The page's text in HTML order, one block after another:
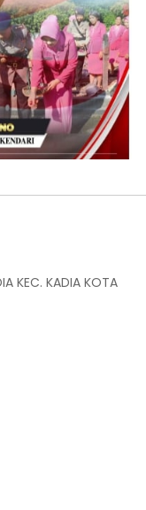
KEC. KADIA KOTA